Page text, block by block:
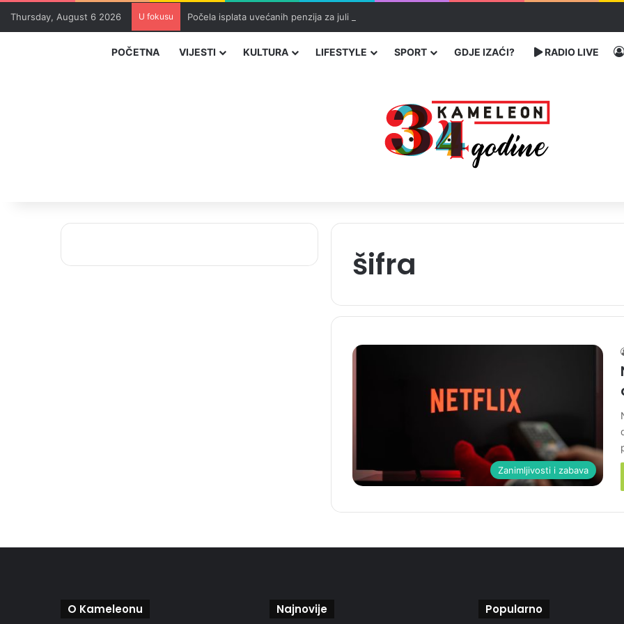
Thursday, August 6 2026 U fokusu Počela isplata uvećanih penzija za juli u FBiH
POČETNA VIJESTI KULTURA LIFESTYLE SPORT GDJE IZAĆI? RADIO LIVE
šifra
Zanimljivosti i zabava
O Kameleonu Najnovije Popularno